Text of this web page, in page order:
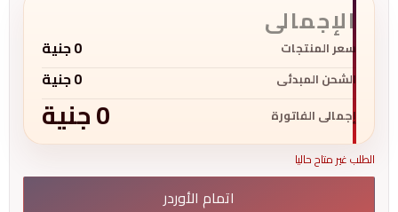
الإجمالى
سعر المنتجات 0جنية
الشحن المبدئى 0جنية
إجمالى الفاتورة 0جنية
الطلب غير متاح حاليا
اتمام الأوردر